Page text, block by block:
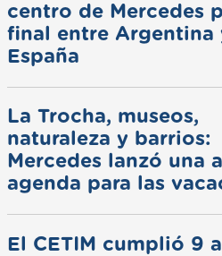
centro de Mercedes
final entre Argentina
España
La Trocha, museos,
naturaleza y barrios:
Mercedes lanzó una
agenda para las
El CETIM cumplió 9